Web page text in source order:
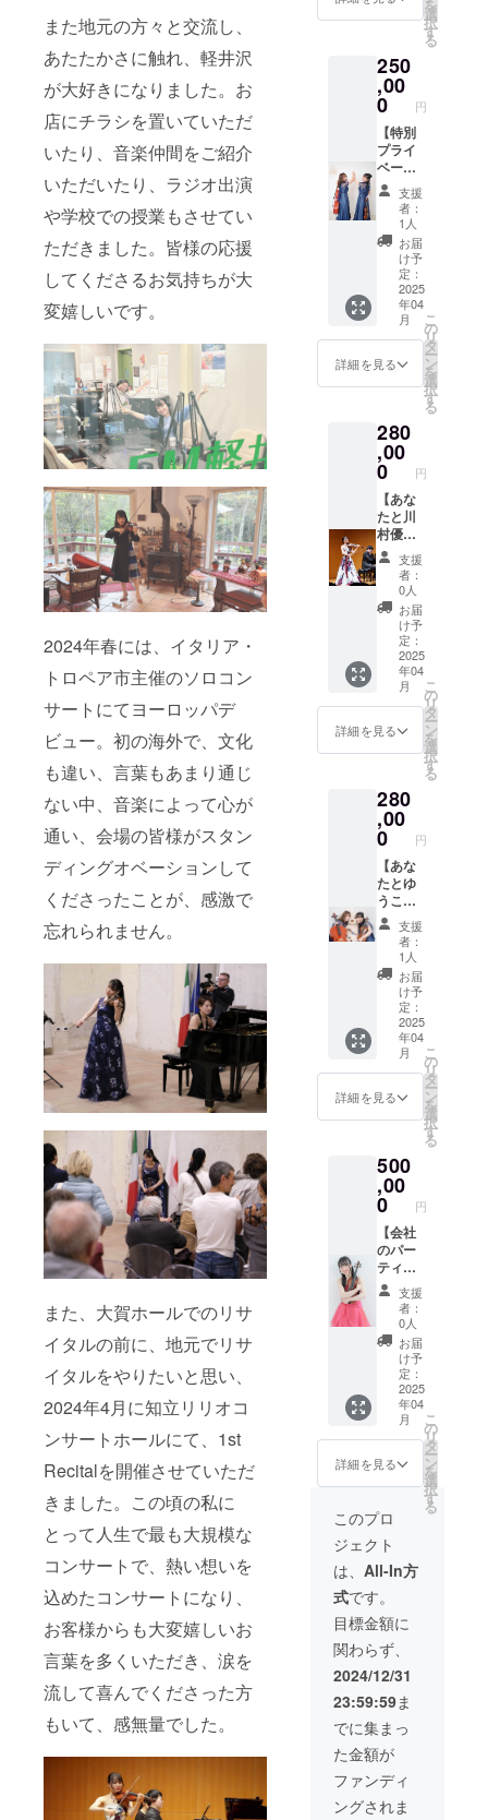
また地元の方々と交流し、
あたたかさに触れ、軽井沢
が大好きになりました。お
店にチラシを置いていただ
いたり、音楽仲間をご紹介
いただいたり、ラジオ出演
や学校での授業もさせてい
ただきました。皆様の応援
してくださるお気持ちが大
変嬉しいです。
2024年春には、イタリア・
トロペア市主催のソロコン
サートにてヨーロッパデ
ビュー。初の海外で、文化
も違い、言葉もあまり通じ
ない中、音楽によって心が
通い、会場の皆様がスタン
ディングオベーションして
くださったことが、感激で
忘れられません。
また、大賀ホールでのリサ
イタルの前に、地元でリサ
イタルをやりたいと思い、
2024年4月に知立リリオコ
ンサートホールにて、1st
Recitalを開催させていただ
きました。この頃の私に
とって人生で最も大規模な
コンサートで、熱い想いを
込めたコンサートになり、
お客様からも大変嬉しいお
言葉を多くいただき、涙を
流して喜んでくださった方
もいて、感無量でした。
わせさ
せてい
ます ※
楽譜の
ご用意
をお願
いいた
します
※会場
費・交
通費・
宿泊費
別途
（出発
地は名
古屋で
す） ※
本番は
お客様
を呼ん
でいた
だいて
観客で
も構い
ません
（撮影
もOKで
す）
てヴァ
イオリ
奏させ
ていた
だきま
す。 リ
クエス
トの曲
目があ
れば、
可能な
限りお
応えさ
せてい
ただき
ます。
演奏日
時：
2025年
４月以
降日時
調整に
時間：1
時間程
度 ※会
場費・
交通
費・宿
泊費別
途
（出発
地は名
古屋で
す） ※
演奏会
はお友
達と一
緒もOK
です
を
選
択
す
る
250
,00
0 円
【特別
プライ
ベート
演奏会
（姉妹
DUO）
】 あな
たのた
めだけ
に、川
村なつ
（チェ
ロ）と
共に心
を込め
させて
いただ
きま
す。 リ
クエス
トの曲
目があ
れば、
可能な
限りお
応えさ
せてい
ただき
ます。
演奏日
時：
2025年
４月以
降日時
調整に
時間：1
時間程
度 ※会
場費・
交通
費・宿
泊費別
途
（出発
地は名
古屋で
す） ※
演奏会
はお友
達と一
緒もOK
です
支援
者：
1人
お届
け予
定：
2025
年04
月
詳細を見る
こ
の
リ
タ
ー
ン
を
選
択
す
る
280
,00
0 円
【あな
たと川
村優子
とピア
ニスト
との特
別コラ
ボ企
画】 音
楽をさ
れてい
る方！
ピアニ
ストと
共に伺
い、あ
ご一緒
に演奏
させて
いただ
きま
す。 演
奏日
時：
2025年
４月以
降日時
調整に
て リ
ハーサ
ル：1時
間程度
本番：
30分程
度 ※ク
ラウド
ディン
グ終了
後、詳
細をお
打ち合
わせさ
せてい
ただき
ます ※
楽譜の
ご用意
をお願
いいた
します
※会場
費・交
通費・
宿泊費
別途
（出発
地は名
古屋で
す） ※
本番は
お客様
を呼ん
でいた
だいて
も、無
観客で
も構い
ません
（撮影
もOKで
す）
支援
者：
0人
お届
け予
定：
2025
年04
月
詳細を見る
こ
の
リ
タ
ー
ン
を
選
択
す
る
280
,00
0 円
【あな
たとゆ
うこな
つみと
の特別
コラボ
企画】
音楽を
されて
いる
方！ 妹
の川村
なつみ
（チェ
ロ）と
共に伺
なたと
ご一緒
に演奏
させて
いただ
きま
す。 演
奏日
時：
2025年
４月以
降日時
調整に
て リ
ハーサ
ル：1時
間程度
本番：
30分程
度 ※ク
ラウド
ファン
ディン
グ終了
後、詳
細をお
打ち合
わせさ
せてい
ただき
ます ※
楽譜の
ご用意
をお願
いいた
します
※会場
費・交
支援
者：
1人
お届
け予
定：
2025
年04
月
詳細を見る
こ
の
リ
タ
ー
ン
を
選
択
す
る
500
,00
0 円
【会社
のパー
ティー
などで
カル
テット
で演奏
いたし
ます】
会社の
祝賀
会、
パー
ティー
など
を、カ
ルテッ
ト（弦
楽四重
奏）で
華やか
に盛り
上げま
す。 リ
クエス
トの曲
目があ
れば、
可能な
限りお
応えさ
せてい
ただき
ます。
支援
者：
0人
お届
け予
定：
2025
年04
月
詳細を見る
こ
の
リ
タ
ー
ン
を
選
択
す
る
このプロ
ジェクト
は、 All-In方
式です。
目標金額に
関わらず、
2024/12/31
23:59:59ま
でに集まっ
た金額が
ファンディ
ングされま